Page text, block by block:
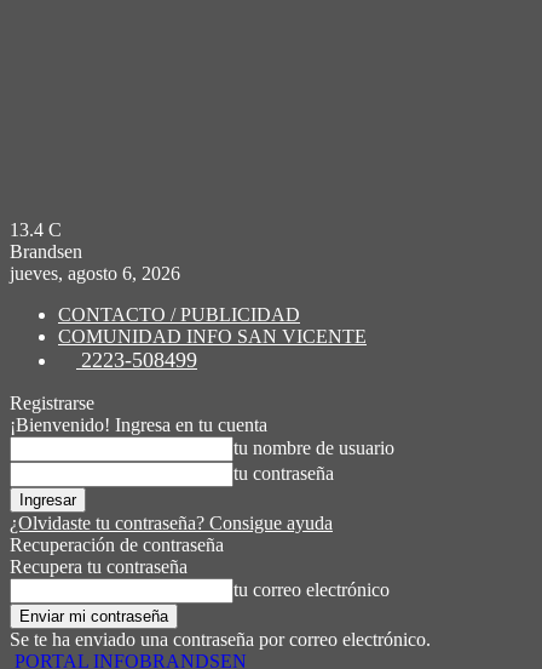
13.4 C
Brandsen
jueves, agosto 6, 2026
CONTACTO / PUBLICIDAD
COMUNIDAD INFO SAN VICENTE
2223-508499
Registrarse
¡Bienvenido! Ingresa en tu cuenta
tu nombre de usuario
tu contraseña
¿Olvidaste tu contraseña? Consigue ayuda
Recuperación de contraseña
Recupera tu contraseña
tu correo electrónico
Se te ha enviado una contraseña por correo electrónico.
PORTAL INFOBRANDSEN